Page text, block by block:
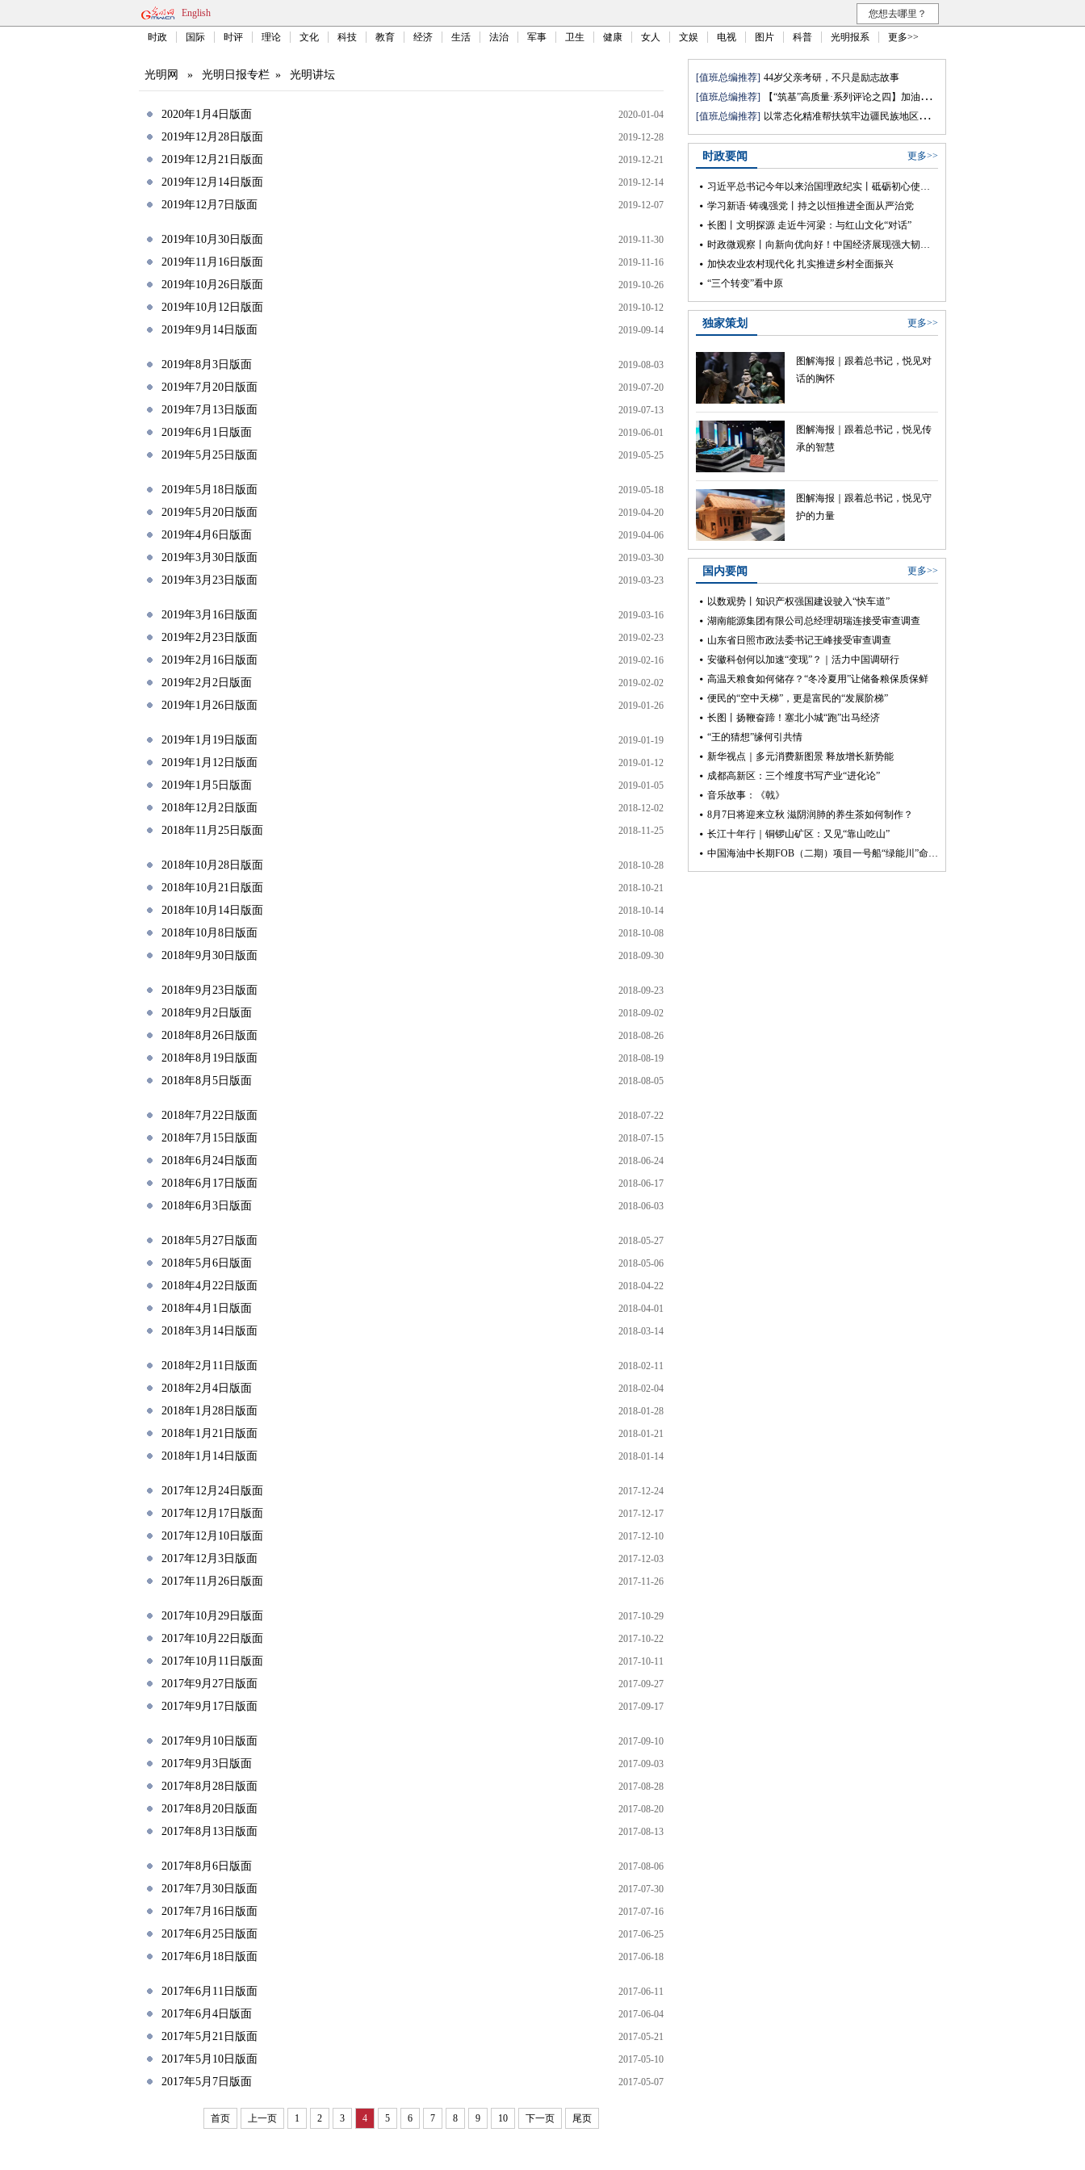
English 您想去哪里？
时政 国际 时评 理论 文化 科技 教育 经济 生活 法治 军事 卫生 健康 女人 文娱 电视 图片 科普 光明报系 更多>>
光明网 » 光明日报专栏 » 光明讲坛
2020年1月4日版面 2020-01-04
2019年12月28日版面 2019-12-28
2019年12月21日版面 2019-12-21
2019年12月14日版面 2019-12-14
2019年12月7日版面 2019-12-07
2019年10月30日版面 2019-11-30
2019年11月16日版面 2019-11-16
2019年10月26日版面 2019-10-26
2019年10月12日版面 2019-10-12
2019年9月14日版面 2019-09-14
2019年8月3日版面 2019-08-03
2019年7月20日版面 2019-07-20
2019年7月13日版面 2019-07-13
2019年6月1日版面 2019-06-01
2019年5月25日版面 2019-05-25
2019年5月18日版面 2019-05-18
2019年5月20日版面 2019-04-20
2019年4月6日版面 2019-04-06
2019年3月30日版面 2019-03-30
2019年3月23日版面 2019-03-23
2019年3月16日版面 2019-03-16
2019年2月23日版面 2019-02-23
2019年2月16日版面 2019-02-16
2019年2月2日版面 2019-02-02
2019年1月26日版面 2019-01-26
2019年1月19日版面 2019-01-19
2019年1月12日版面 2019-01-12
2019年1月5日版面 2019-01-05
2018年12月2日版面 2018-12-02
2018年11月25日版面 2018-11-25
2018年10月28日版面 2018-10-28
2018年10月21日版面 2018-10-21
2018年10月14日版面 2018-10-14
2018年10月8日版面 2018-10-08
2018年9月30日版面 2018-09-30
2018年9月23日版面 2018-09-23
2018年9月2日版面 2018-09-02
2018年8月26日版面 2018-08-26
2018年8月19日版面 2018-08-19
2018年8月5日版面 2018-08-05
2018年7月22日版面 2018-07-22
2018年7月15日版面 2018-07-15
2018年6月24日版面 2018-06-24
2018年6月17日版面 2018-06-17
2018年6月3日版面 2018-06-03
2018年5月27日版面 2018-05-27
2018年5月6日版面 2018-05-06
2018年4月22日版面 2018-04-22
2018年4月1日版面 2018-04-01
2018年3月14日版面 2018-03-14
2018年2月11日版面 2018-02-11
2018年2月4日版面 2018-02-04
2018年1月28日版面 2018-01-28
2018年1月21日版面 2018-01-21
2018年1月14日版面 2018-01-14
2017年12月24日版面 2017-12-24
2017年12月17日版面 2017-12-17
2017年12月10日版面 2017-12-10
2017年12月3日版面 2017-12-03
2017年11月26日版面 2017-11-26
2017年10月29日版面 2017-10-29
2017年10月22日版面 2017-10-22
2017年10月11日版面 2017-10-11
2017年9月27日版面 2017-09-27
2017年9月17日版面 2017-09-17
2017年9月10日版面 2017-09-10
2017年9月3日版面 2017-09-03
2017年8月28日版面 2017-08-28
2017年8月20日版面 2017-08-20
2017年8月13日版面 2017-08-13
2017年8月6日版面 2017-08-06
2017年7月30日版面 2017-07-30
2017年7月16日版面 2017-07-16
2017年6月25日版面 2017-06-25
2017年6月18日版面 2017-06-18
2017年6月11日版面 2017-06-11
2017年6月4日版面 2017-06-04
2017年5月21日版面 2017-05-21
2017年5月10日版面 2017-05-10
2017年5月7日版面 2017-05-07
首页 上一页 1 2 3 4 5 6 7 8 9 10 下一页 尾页